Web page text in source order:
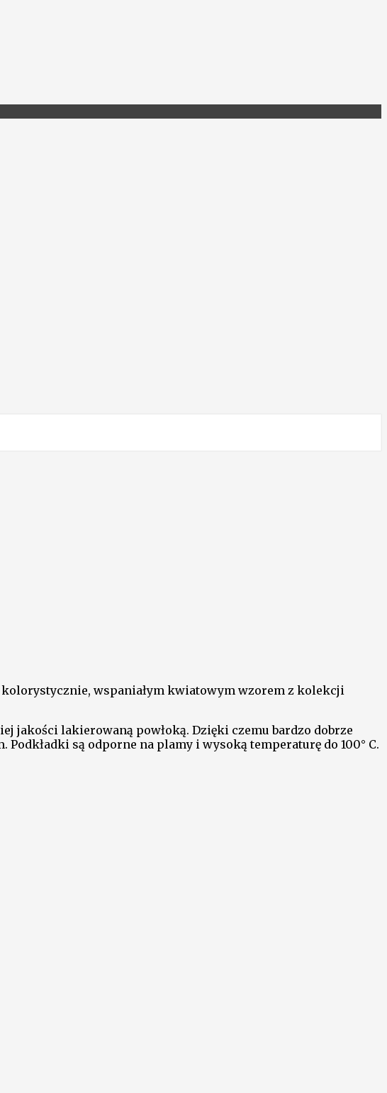
wspaniałym kwiatowym wzorem z kolekcji
jakości lakierowaną powłoką. Dzięki czemu bardzo dobrze
są odporne na plamy i wysoką temperaturę do 100° C.